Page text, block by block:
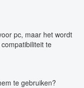
pc, maar het wordt
te
te gebruiken?